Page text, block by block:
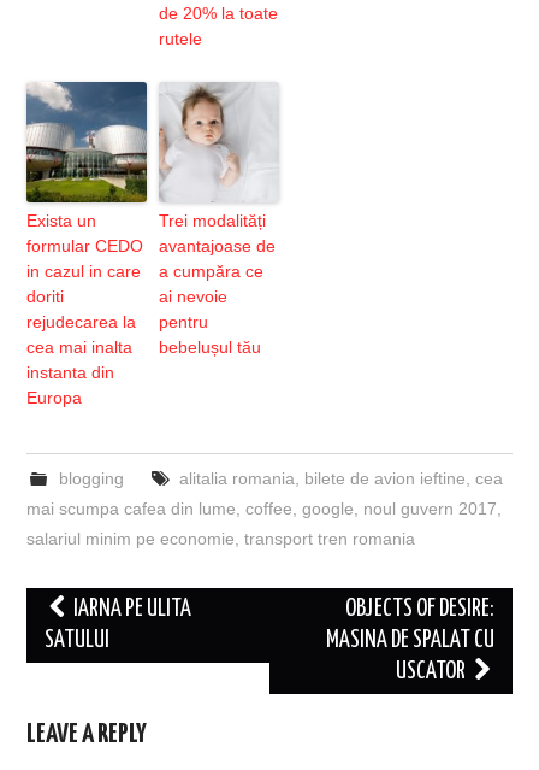
de 20% la toate
rutele
Exista un
formular CEDO
in cazul in care
doriti
rejudecarea la
cea mai inalta
instanta din
Europa
Trei modalități
avantajoase de
a cumpăra ce
ai nevoie
pentru
bebelușul tău
blogging alitalia romania, bilete de avion ieftine, cea
mai scumpa cafea din lume,coffee,google, noul guvern 2017,
salariul minim pe economie,transport tren romania
Post
navigation
IARNA PE ULITA
SATULUI
OBJECTS OF DESIRE:
MASINA DE SPALAT CU
USCATOR
LEAVE A REPLY